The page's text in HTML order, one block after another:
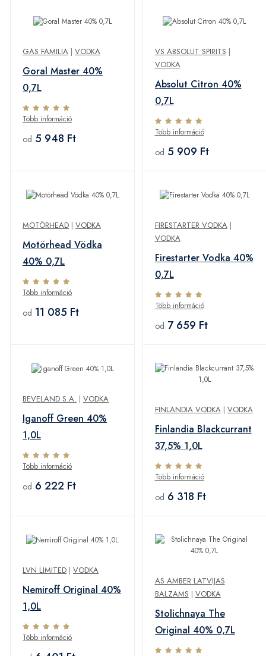
GAS FAMILIA | VODKA
Goral Master 40%
0,7L
Több információ
od 5 948 Ft
VS ABSOLUT SPIRITS |
VODKA
Absolut Citron 40%
0,7L
Több információ
od 5 909 Ft
MOTÖRHEAD | VODKA
Motörhead Vödka
40% 0,7L
Több információ
od 11 085 Ft
FIRESTARTER VODKA|
VODKA
Firestarter Vodka 40%
0,7L
Több információ
od 7 659 Ft
BEVELAND S.A. | VODKA
Iganoff Green 40%
1,0L
Több információ
od 6 222 Ft
FINLANDIA VODKA| VODKA
Finlandia Blackcurrant
37,5% 1,0L
Több információ
od 6 318 Ft
LVN LIMITED | VODKA
Nemiroff Original 40%
1,0L
Több információ
AS AMBER LATVIJAS
BALZAMS | VODKA
Stolichnaya The
Original 40% 0,7L